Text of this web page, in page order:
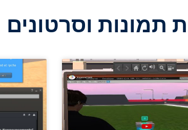
תמונות וסרטונים